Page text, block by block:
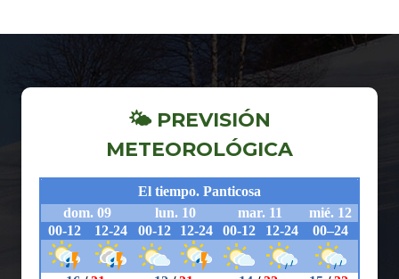
🌤 PREVISIÓN
METEOROLÓGICA